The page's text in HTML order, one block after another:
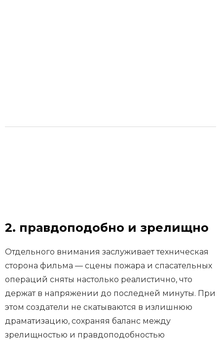
2. правдоподобно и зрелищно
Отдельного внимания заслуживает техническая
сторона фильма — сцены пожара и спасательных
операций сняты настолько реалистично, что
держат в напряжении до последней минуты. При
этом создатели не скатываются в излишнюю
драматизацию, сохраняя баланс между
зрелищностью и правдоподобностью